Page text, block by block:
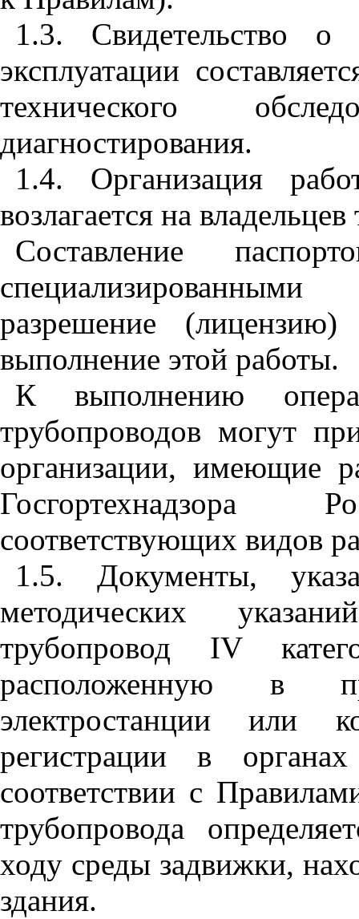
1.3. Свидетельство о
эксплуатации
технического
диагностирования.
1.4. Организация
возлагается на
Составление
разрешение (лицензию)
выполнение этой работы.
К выполнению
трубопроводов могут
организации, имеющие
соответствующих видов
1.5. Документы,
методических
трубопровод IV
расположенную в
электростанции или
регистрации в
соответствии с
трубопровода
ходу среды задвижки,
здания.